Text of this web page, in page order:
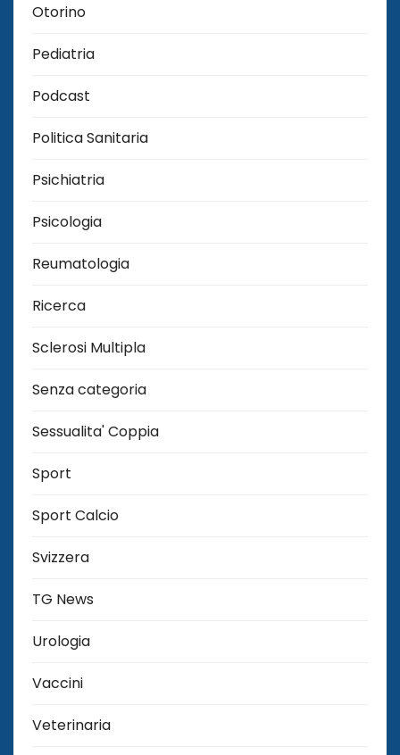
Otorino
Pediatria
Podcast
Politica Sanitaria
Psichiatria
Psicologia
Reumatologia
Ricerca
Sclerosi Multipla
Senza categoria
Sessualita' Coppia
Sport
Sport Calcio
Svizzera
TG News
Urologia
Vaccini
Veterinaria